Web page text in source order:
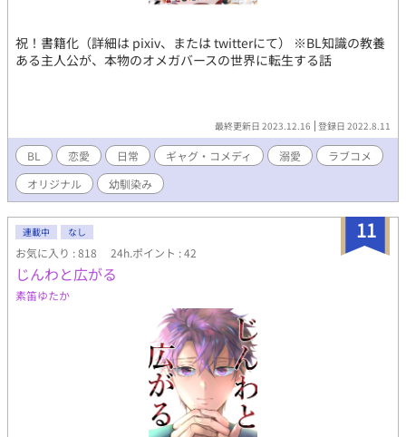
祝！書籍化（詳細は pixiv、または twitterにて） ※BL知識の教養
ある主人公が、本物のオメガバースの世界に転生する話
最終更新日 2023.12.16 登録日 2022.8.11
BL 恋愛 日常 ギャグ・コメディ 溺愛
ラブコメ
オリジナル
幼馴染み
11
連載中 なし
お気に入り : 818 24h.ポイント : 42
じんわと広がる
素笛ゆたか